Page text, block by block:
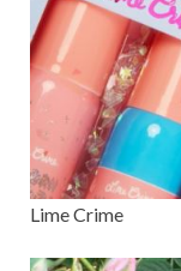
Lime Crime